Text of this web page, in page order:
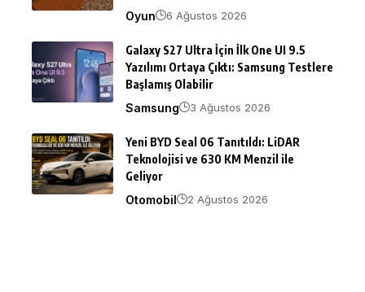
Oyun
6 Ağustos 2026
Galaxy S27 Ultra İçin İlk One UI 9.5
Yazılımı Ortaya Çıktı: Samsung Testlere
Başlamış Olabilir
Samsung
3 Ağustos 2026
Yeni BYD Seal 06 Tanıtıldı: LiDAR
Teknolojisi ve 630 KM Menzil ile
Geliyor
Otomobil
2 Ağustos 2026